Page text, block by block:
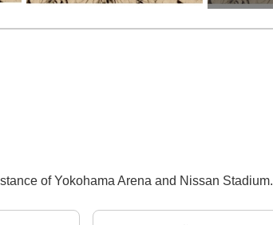
of Yokohama Arena and Nissan Stadium.